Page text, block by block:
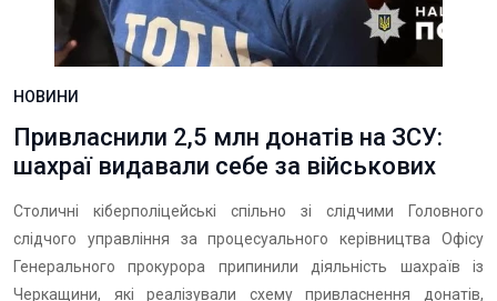
НОВИНИ
Привласнили 2,5 млн донатів на ЗСУ:
шахраї видавали себе за військових
Столичні кіберполіцейські спільно зі слідчими Головного
слідчого управління за процесуального керівництва Офісу
Генерального прокурора припинили діяльність шахраїв із
Черкащини, якіреалізували схему привласнення донатів,